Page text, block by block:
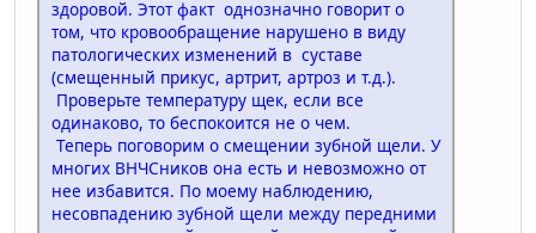
здоровой. Этот факт однозначно говорит о
том, что кровообращение нарушено в виду
патологических изменений в суставе
(смещенный прикус, артрит, артроз и т.д.).
Проверьте температуру щек, если все
одинаково, то беспокоится не о чем.
Теперь поговорим о смещении зубной щели. У
многих ВНЧСников она есть и невозможно от
нее избавится. По моему наблюдению,
несовпадению зубной щели между передними